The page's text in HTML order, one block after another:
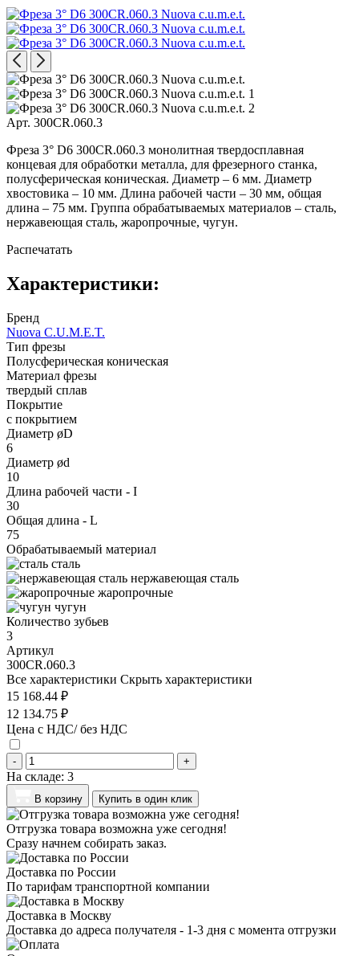
Арт. 300CR.060.3
Фреза 3° D6 300CR.060.3 монолитная твердосплавная
концевая для обработки металла, для фрезерного станка,
полусферическая коническая. Диаметр – 6 мм. Диаметр
хвостовика – 10 мм. Длина рабочей части – 30 мм, общая
длина – 75 мм. Группа обрабатываемых материалов – сталь,
нержавеющая сталь, жаропрочные, чугун.
Распечатать
Характеристики:
Бренд
Nuova C.U.M.E.T.
Тип фрезы
Полусферическая коническая
Материал фрезы
твердый сплав
Покрытие
с покрытием
Диаметр øD
6
Диаметр ød
10
Длина рабочей части - I
30
Общая длина - L
75
Обрабатываемый материал
сталь
нержавеющая сталь
жаропрочные
чугун
Количество зубьев
3
Артикул
300CR.060.3
Все характеристики Скрыть характеристики
15 168.44 ₽
12 134.75 ₽
Цена с НДС/ без НДС
- +
На складе: 3
В корзину Купить в один клик
Отгрузка товара возможна уже сегодня!
Сразу начнем собирать заказ.
Доставка по России
По тарифам транспортной компании
Доставка в Москву
Доставка до адреса получателя - 1-3 дня с момента отгрузки